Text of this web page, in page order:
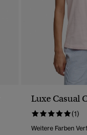
Luxe Casual
(1)
Weitere Farben